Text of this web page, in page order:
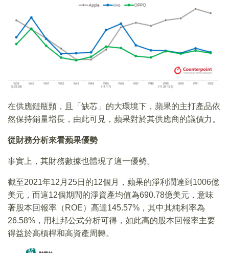
在供應鏈瓶頸，且「缺芯」的大環境下，蘋果的主打產品依
然保持銷量增長，由此可見，蘋果對於其供應商的議價力。
從財務分析來看蘋果優勢
事實上，其財務數據也體現了這一優勢。
截至2021年12月25日的12個月，蘋果的淨利潤達到1006億
美元，而這12個期間的淨資產均值為690.78億美元，意味
著股本回報率（ROE）高達145.57%，其中其純利率為
26.58%，用杜邦公式分析可得，如此高的股本回報率主要
得益於高槓桿和高資產周轉。